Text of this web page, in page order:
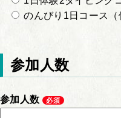
のんびり1日コース
参加人数
参加人数 必須